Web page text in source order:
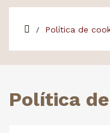
Política de
Política